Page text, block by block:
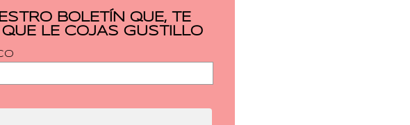
BOLETÍN QUE, TE
LE COJAS GUSTILLO